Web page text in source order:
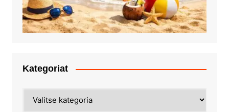
Kategoriat